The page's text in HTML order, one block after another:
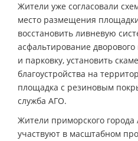
Жители уже согласовали
место размещения
восстановить ливневую
асфальтирование дворового
и парковку, установить
благоустройства на
площадка с резиновым
служба АГО.
Жители приморского города
участвуют в масштабном